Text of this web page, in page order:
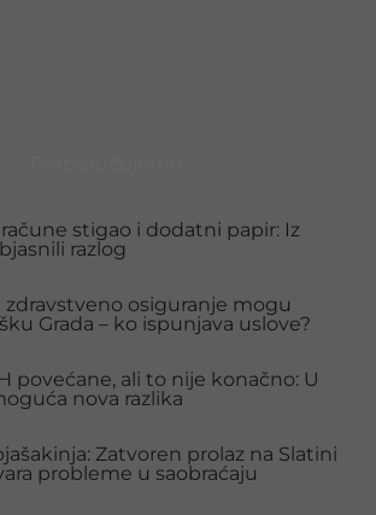
stigao i dodatni papir: Iz
razlog
zdravstveno osiguranje mogu
Grada – ko ispunjava uslove?
povećane, ali to nije konačno: U
nova razlika
Zatvoren prolaz na Slatini
probleme u saobraćaju